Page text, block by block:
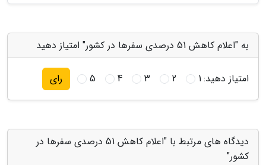
به "اعلام کاهش 51 درصدی سفرها در کشور" امتیاز دهید
امتیاز دهید:1
2
3
4
5 رای
دیدگاه های مرتبط با "اعلام کاهش 51 درصدی سفرها در
کشور"